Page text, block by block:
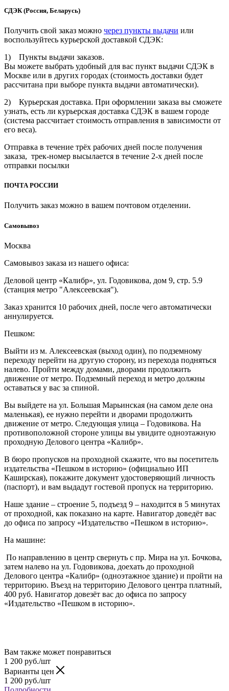
СДЭК (Россия, Беларусь)
Получить свой заказ можно через пункты выдачи или
воспользуйтесь курьерской доставкой СДЭК:
1) Пункты выдачи заказов.
Вы можете выбрать удобный для вас пункт выдачи СДЭК в
Москве или в других городах (стоимость доставки будет
рассчитана при выборе пункта выдачи автоматически).
2) Курьерская доставка. При оформлении заказа вы сможете
узнать, есть ли курьерская доставка СДЭК в вашем городе
(система рассчитает стоимость отправления в зависимости от
его веса).
Отправка в течение трёх рабочих дней после получения
заказа, трек-номер высылается в течение 2-х дней после
отправки посылки
ПОЧТА РОССИИ
Получить заказ можно в вашем почтовом отделении.
Cамовывоз
Москва
Самовывоз заказа из нашего офиса:
Деловой центр «Калибр», ул. Годовикова, дом 9, стр. 5.9
(станция метро "Алексеевская").
Заказ хранится 10 рабочих дней, после чего автоматически
аннулируется.
Пешком:
Выйти из м. Алексеевская (выход один), по подземному
переходу перейти на другую сторону, из перехода подняться
налево. Пройти между домами, дворами продолжить
движение от метро. Подземный переход и метро должны
оставаться у вас за спиной.
Вы выйдете на ул. Большая Марьинская (на самом деле она
маленькая), ее нужно перейти и дворами продолжить
движение от метро. Следующая улица – Годовикова. На
противоположной стороне улицы вы увидите одноэтажную
проходную Делового центра «Калибр».
В бюро пропусков на проходной скажите, что вы посетитель
издательства «Пешком в историю» (официально ИП
Каширская), покажите документ удостоверяющий личность
(паспорт), и вам выдадут гостевой пропуск на территорию.
Наше здание – строение 5, подъезд 9 – находится в 5 минутах
от проходной, как показано на карте. Навигатор доведёт вас
до офиса по запросу «Издательство «Пешком в историю».
На машине:
По направлению в центр свернуть с пр. Мира на ул. Бочкова,
затем налево на ул. Годовикова, доехать до проходной
Делового центра «Калибр» (одноэтажное здание) и пройти на
территорию. Въезд на территорию Делового центра платный,
400 руб. Навигатор довезёт вас до офиса по запросу
«Издательство «Пешком в историю».
Вам также может понравиться
1 200 руб./шт
Варианты цен
1 200 руб./шт